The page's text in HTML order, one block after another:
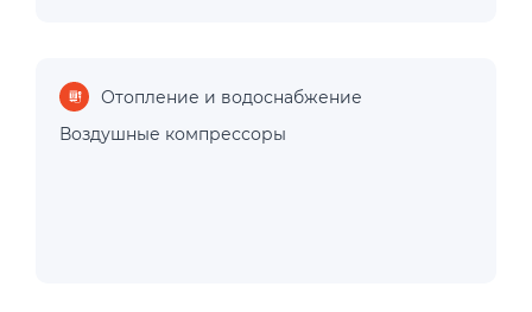
Отопление и водоснабжение
Воздушные компрессоры